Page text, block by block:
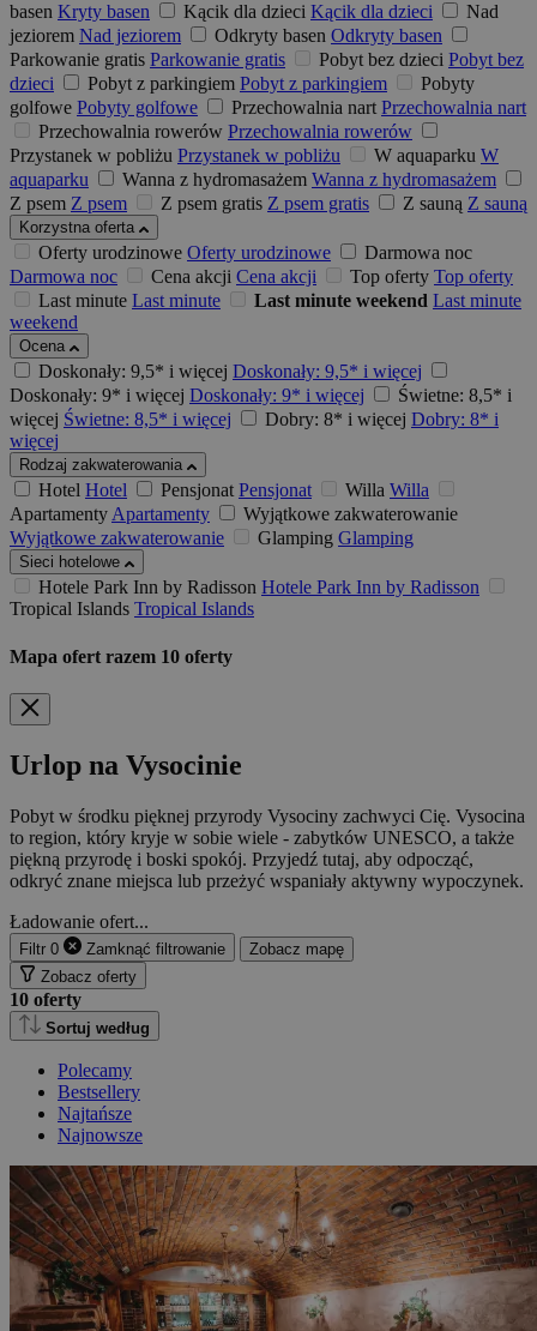
basen Kryty basen Kącik dla dzieci Kącik dla dzieci
Nad
jeziorem Nad jeziorem Odkryty basen Odkryty basen
Parkowanie gratis Parkowanie gratis Pobyt bez dzieci Pobyt bez
dzieci
Pobyt z parkingiem Pobyt z parkingiem
Pobyty
golfowe Pobyty golfowe Przechowalnia nart Przechowalnia nart
Przechowalnia rowerów Przechowalnia rowerów
Przystanek w pobliżu Przystanek w pobliżu W aquaparku W
aquaparku
Wanna z hydromasażem Wanna z hydromasażem
Z psem Z psem Z psem gratis Z psem gratis Z sauną Z sauną
Korzystna oferta
Oferty urodzinowe Oferty urodzinowe
Darmowa noc
Darmowa noc
Cena akcji Cena akcji Top oferty Top oferty
Last minute Last minute Last minute weekend Last minute
weekend
Ocena
Doskonały: 9,5* i więcej Doskonały: 9,5* i więcej
Doskonały: 9* i więcej Doskonały: 9* i więcej
Świetne: 8,5* i
więcej Świetne: 8,5* i więcej Dobry: 8* i więcej Dobry: 8* i
więcej
Rodzaj zakwaterowania
Hotel Hotel Pensjonat Pensjonat Willa Willa
ApartamentyApartamenty
Wyjątkowe zakwaterowanie
Wyjątkowe zakwaterowanie
Glamping Glamping
Sieci hotelowe
Hotele Park Inn by Radisson Hotele Park Inn by Radisson
Tropical Islands Tropical Islands
Mapa ofert razem 10 oferty
Urlop na Vysocinie
Pobyt w środku pięknej przyrody Vysociny zachwyci Cię. Vysocina
to region, który kryje w sobie wiele - zabytków UNESCO, a także
piękną przyrodę i boski spokój. Przyjedź tutaj, aby odpocząć,
odkryć znane miejsca lub przeżyć wspaniały aktywny wypoczynek.
Ładowanie ofert...
Filtr 0 Zamknąć filtrowanie
Zobacz mapę
Zobacz oferty
10 oferty
Sortuj według
Polecamy
Bestsellery
Najtańsze
Najnowsze